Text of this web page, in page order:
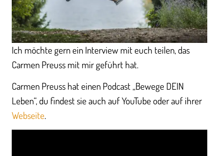
Ich möchte gern ein Interview mit euch teilen, das
Carmen Preuss mit mir geführt hat.
Carmen Preuss hat einen Podcast „Bewege DEIN
Leben“, du findest sie auch auf YouTube oder auf ihrer
Webseite.